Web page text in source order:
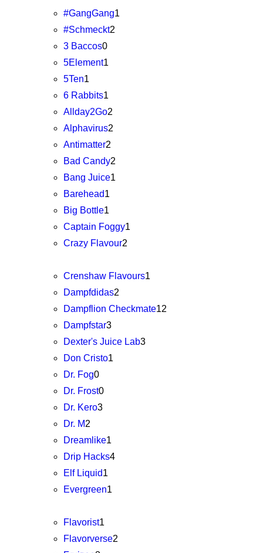
#GangGang1
#Schmeckt2
3 Baccos0
5Element1
5Ten1
6 Rabbits1
Allday2Go2
Alphavirus2
Antimatter2
Bad Candy2
Bang Juice1
Barehead1
Big Bottle1
Captain Foggy1
Crazy Flavour2
Crenshaw Flavours1
Dampfdidas2
Dampflion Checkmate12
Dampfstar3
Dexter's Juice Lab3
Don Cristo1
Dr. Fog0
Dr. Frost0
Dr. Kero3
Dr. M2
Dreamlike1
Drip Hacks4
Elf Liquid1
Evergreen1
Flavorist1
Flavorverse2